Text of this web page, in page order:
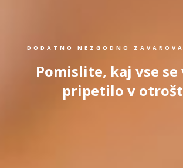
DODATNO NEZGODNO
Pomislite, kaj vse se
pripetilo v